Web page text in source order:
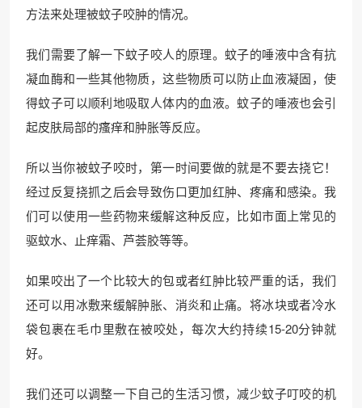
方法来处理被蚊子咬肿的情况。
我们需要了解一下蚊子咬人的原理。蚊子的唾液中含有抗
凝血酶和一些其他物质，这些物质可以防止血液凝固，使
得蚊子可以顺利地吸取人体内的血液。蚊子的唾液也会引
起皮肤局部的瘙痒和肿胀等反应。
所以当你被蚊子咬时，第一时间要做的就是不要去挠它！
经过反复挠抓之后会导致伤口更加红肿、疼痛和感染。我
们可以使用一些药物来缓解这种反应，比如市面上常见的
驱蚊水、止痒霜、芦荟胶等等。
如果咬出了一个比较大的包或者红肿比较严重的话，我们
还可以用冰敷来缓解肿胀、消炎和止痛。将冰块或者冷水
袋包裹在毛巾里敷在被咬处，每次大约持续15-20分钟就
好。
我们还可以调整一下自己的生活习惯，减少蚊子叮咬的机